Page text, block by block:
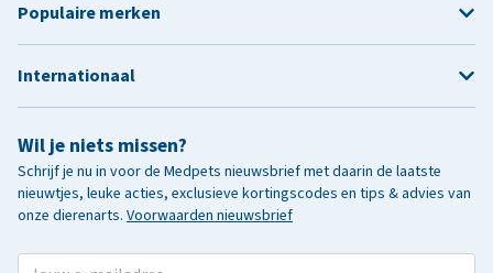
Wil je niets missen?
Schrijf je nu in voor de Medpets nieuwsbrief met daarin de laatste
nieuwtjes, leuke acties, exclusieve kortingscodes en tips & advies van
onze dierenarts. Voorwaarden nieuwsbrief
Populaire merken
Internationaal